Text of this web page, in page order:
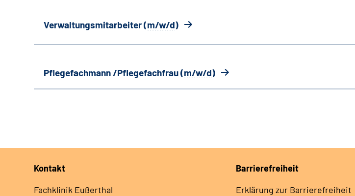
Verwaltungsmitarbeiter (m/w/d)
Pflegefachmann /Pflegefachfrau (m/w/d)
Kontakt
Fachklinik Eußerthal
Barrierefreiheit
Erklärung zur Barrierefreiheit